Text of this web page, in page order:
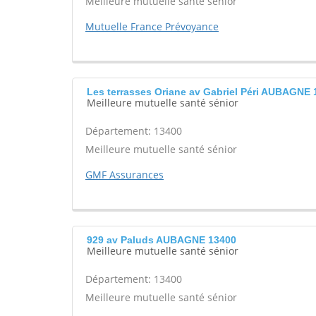
Mutuelle France Prévoyance
Les terrasses Oriane av Gabriel Péri AUBAGNE
Meilleure mutuelle santé sénior
Département: 13400
Meilleure mutuelle santé sénior
GMF Assurances
929 av Paluds AUBAGNE 13400
Meilleure mutuelle santé sénior
Département: 13400
Meilleure mutuelle santé sénior